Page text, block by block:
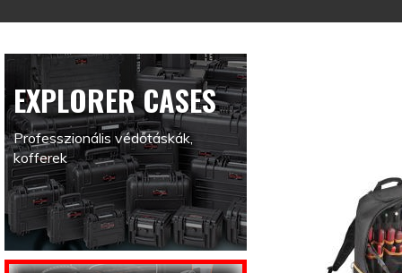
EXPLORER CASES
Professzionális védőtáskák,
kofferek